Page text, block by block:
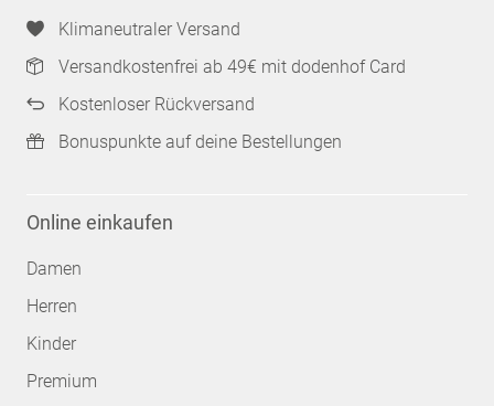
Klimaneutraler Versand
Versandkostenfrei ab 49€ mit dodenhof Card
Kostenloser Rückversand
Bonuspunkte auf deine Bestellungen
Online einkaufen
Damen
Herren
Kinder
Premium